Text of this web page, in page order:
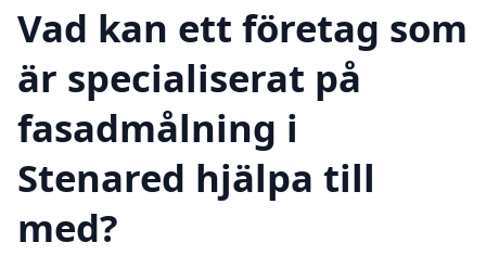
Vad kan ett företag som
är specialiserat på
fasadmålning i
Stenared hjälpa till
med?